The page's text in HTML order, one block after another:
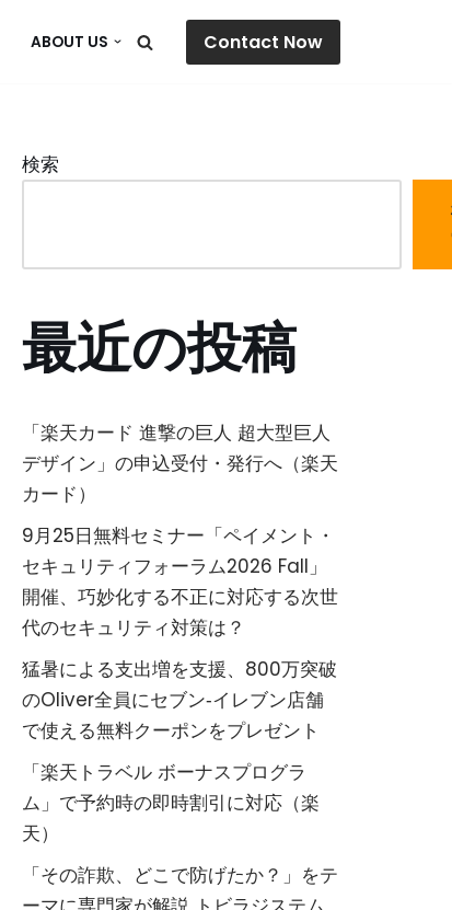
ABOUT US Contact Now
検索
最近の投稿
「楽天カード 進撃の巨人 超大型巨人
デザイン」の申込受付・発行へ（楽天
カード）
9月25日無料セミナー「ペイメント・
セキュリティフォーラム2026 Fall」
開催、巧妙化する不正に対応する次世
代のセキュリティ対策は？
猛暑による支出増を支援、800万突破
のOliver全員にセブン‐イレブン店舗
で使える無料クーポンをプレゼント
「楽天トラベル ボーナスプログラ
ム」で予約時の即時割引に対応（楽
天）
「その詐欺、どこで防げたか？」をテ